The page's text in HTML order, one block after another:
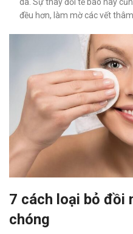
da. Sự thay đổi tế bào này
đều hơn, làm mờ các vết
7 cách loại bỏ đồi
chóng